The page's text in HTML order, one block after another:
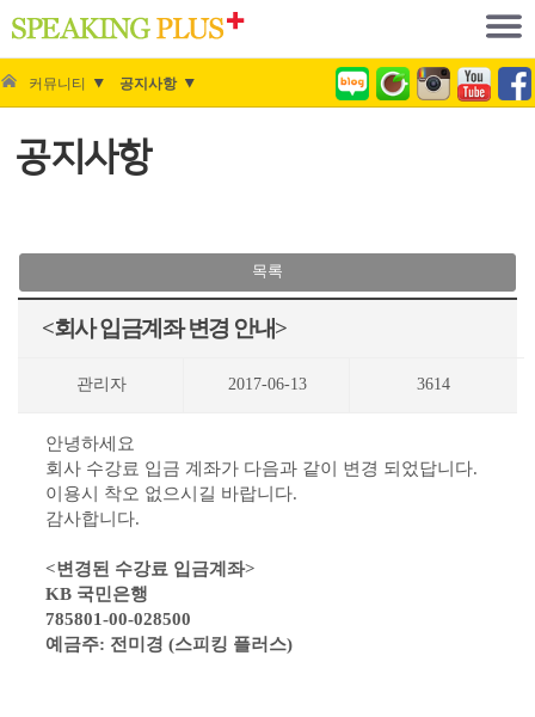
커뮤니티 공지사항
공지사항
목록
<회사 입금계좌 변경 안내>
관리자 2017-06-13 3614
안녕하세요
회사 수강료 입금 계좌가 다음과 같이 변경 되었답니다.
이용시 착오 없으시길 바랍니다.
감사합니다.
<변경된 수강료 입금계좌>
KB 국민은행
785801-00-028500
예금주: 전미경 (스피킹 플러스)